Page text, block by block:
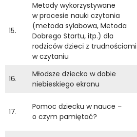
15.
Metody wykorzystywane
w procesie nauki czytania
(metoda sylabowa, Metoda
Dobrego Startu, itp.) dla
rodziców dzieci z trudnościami
w czytaniu
16.
Młodsze dziecko w dobie
niebieskiego ekranu
17.
Pomoc dziecku w nauce –
o czym pamiętać?